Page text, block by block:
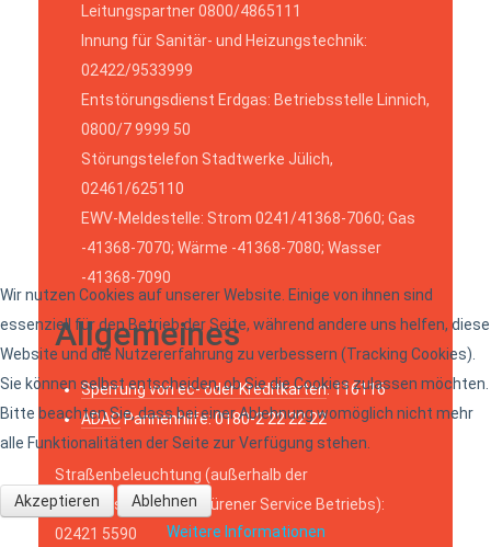
Leitungspartner 0800/4865111
Innung für Sanitär- und Heizungstechnik:
02422/9533999
Entstörungsdienst Erdgas: Betriebsstelle Linnich,
0800/7 9999 50
Störungstelefon Stadtwerke Jülich,
02461/625110
EWV-Meldestelle: Strom 0241/41368-7060; Gas
-41368-7070; Wärme -41368-7080; Wasser
-41368-7090
Allgemeines
Sperrung von ec- oder Kreditkarten: 116116
ADACPannenhilfe: 0180-2 22 22 22
Straßenbeleuchtung (außerhalb der
Öffnungszeiten des Dürener Service Betriebs):
02421 5590
Wir nutzen Cookies auf unserer Website. Einige von ihnen sind
essenziell für den Betrieb der Seite, während andere uns helfen, diese
Website und die Nutzererfahrung zu verbessern (Tracking Cookies).
Sie können selbst entscheiden, ob Sie die Cookies zulassen möchten.
Bitte beachten Sie, dass bei einer Ablehnung womöglich nicht mehr
alle Funktionalitäten der Seite zur Verfügung stehen.
Akzeptieren
Ablehnen
Weitere Informationen